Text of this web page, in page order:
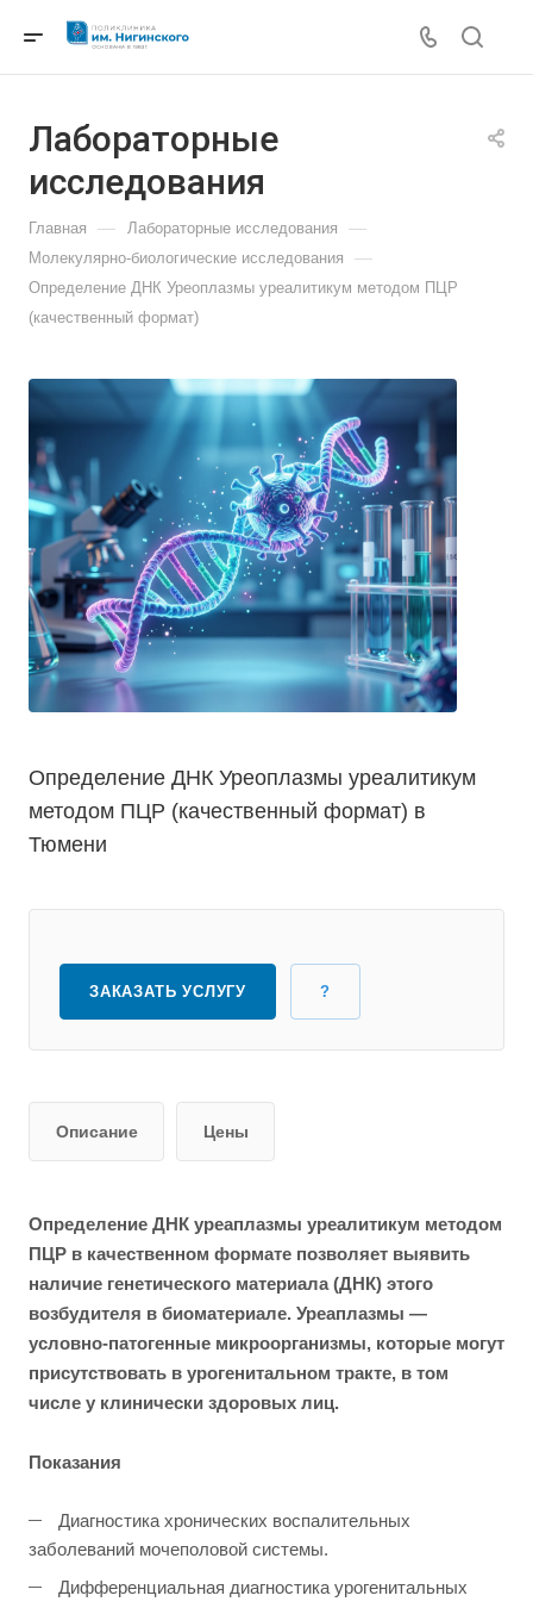
Лабораторные
исследования
Главная — Лабораторные исследования —
Молекулярно-биологические исследования —
Определение ДНК Уреоплазмы уреалитикум методом ПЦР
(качественный формат)
Определение ДНК Уреоплазмы уреалитикум
методом ПЦР (качественный формат) в
Тюмени
ЗАКАЗАТЬ УСЛУГУ ?
Описание Цены
Определение ДНК уреаплазмы уреалитикум методом
ПЦР в качественном формате позволяет выявить
наличие генетического материала (ДНК) этого
возбудителя в биоматериале. Уреаплазмы —
условно-патогенные микроорганизмы, которые могут
присутствовать в урогенитальном тракте, в том
числе у клинически здоровых лиц.
Показания
Диагностика хронических воспалительных
заболеваний мочеполовой системы.
Дифференциальная диагностика урогенитальных